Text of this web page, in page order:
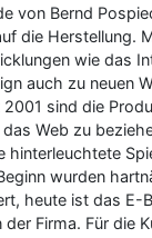
von Bernd
die Herstellung.
wie das
auch zu neuen
sind die
Web zu
hinterleuchtete
wurden
heute ist das E-
Firma. Für die